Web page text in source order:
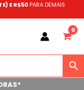
E R$50 PARA DEMAIS